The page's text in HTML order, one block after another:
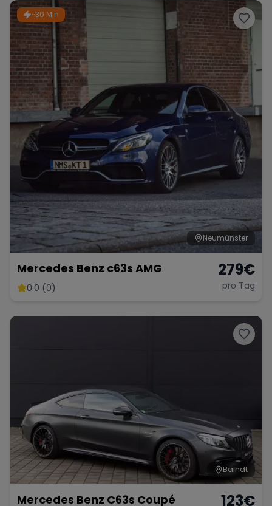
~30 Min
Neumünster
Mercedes Benz c63s AMG
0.0 (0)
279€
pro Tag
Baindt
Mercedes Benz C63s Coupé 123€